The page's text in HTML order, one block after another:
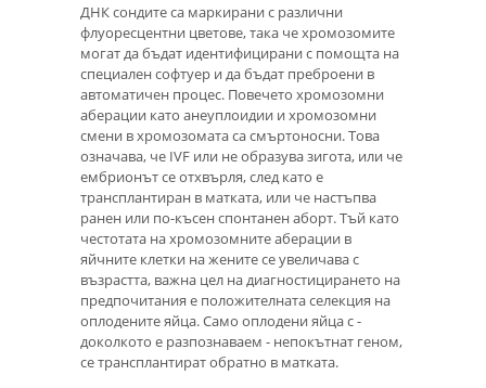
ДНК сондите са маркирани с различни
флуоресцентни цветове, така че хромозомите
могат да бъдат идентифицирани с помощта на
специален софтуер и да бъдат преброени в
автоматичен процес. Повечето хромозомни
аберации като анеуплоидии и хромозомни
смени в хромозомата са смъртоносни. Това
означава, че IVF или не образува зигота, или че
ембрионът се отхвърля, след като е
трансплантиран в матката, или че настъпва
ранен или по-късен спонтанен аборт. Тъй като
честотата на хромозомните аберации в
яйчните клетки на жените се увеличава с
възрастта, важна цел на диагностицирането на
предпочитания е положителната селекция на
оплодените яйца. Само оплодени яйца с -
доколкото е разпознаваем - непокътнат геном,
се трансплантират обратно в матката.